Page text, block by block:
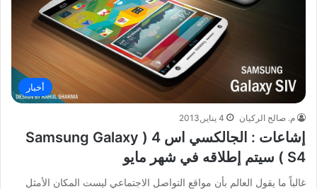
أخبار
م. صالح الركيان 4 يناير,2013
إشاعات : الجالكسي اس 4 ( Samsung Galaxy
S4 ) سيتم إطلاقه في شهر مايو
غالباً ما يقول العالم بأن مواقع التواصل الاجتماعي ليست المكان الأمثل